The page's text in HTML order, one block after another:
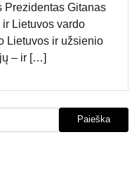
Prezidentas Gitanas
Lietuvos vardo
Lietuvos ir užsienio
– ir […]
Paieška